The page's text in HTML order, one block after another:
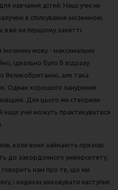
навчання дітей. Наші учні не
в спілкування іноземною
вже на першому занятті.
іноземну мову - максимально
ідеально було б відразу
Великобританію, але така
Однак хорошого занурення
Для цього ми створили
наші учні можуть практикуватися
коли вони займають призові
до закордонного університету,
говорить нам про те, що ми
і надихає виховувати наступне